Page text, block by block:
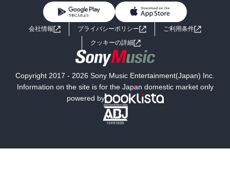
ライトノベル 男子向けラノベ
小説
海外小説
ミステリー SF
文学
よくあるご質問 お問い合わせ
会社情報 プライバシーポリシー
ご利用条件
クッキーの詳細
Copyright 2017 - 2026 Sony Music Entertainment(Japan) Inc.
Information on the site is for the Japan domestic market only
powered by